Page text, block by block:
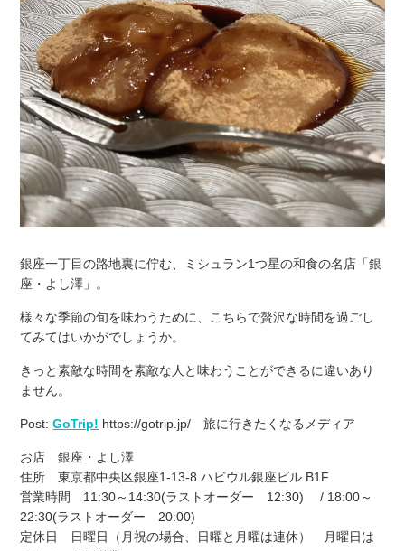
銀座一丁目の路地裏に佇む、ミシュラン1つ星の和食の名店「銀
座・よし澤」。
様々な季節の旬を味わうために、こちらで贅沢な時間を過ごし
てみてはいかがでしょうか。
きっと素敵な時間を素敵な人と味わうことができるに違いあり
ません。
Post:GoTrip! https://gotrip.jp/ 旅に行きたくなるメディア
お店 銀座・よし澤
住所 東京都中央区銀座1-13-8 ハビウル銀座ビル B1F
営業時間 11:30～14:30(ラストオーダー 12:30) / 18:00～
22:30(ラストオーダー 20:00)
定休日 日曜日（月祝の場合、日曜と月曜は連休） 月曜日は